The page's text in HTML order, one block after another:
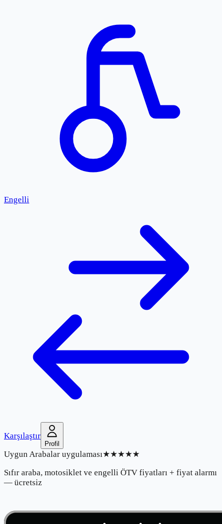
Engelli
Karşılaştır
Profil
Uygun Arabalar uygulaması★★★★★
Sıfır araba, motosiklet ve engelli ÖTV fiyatları + fiyat alarmı
— ücretsiz